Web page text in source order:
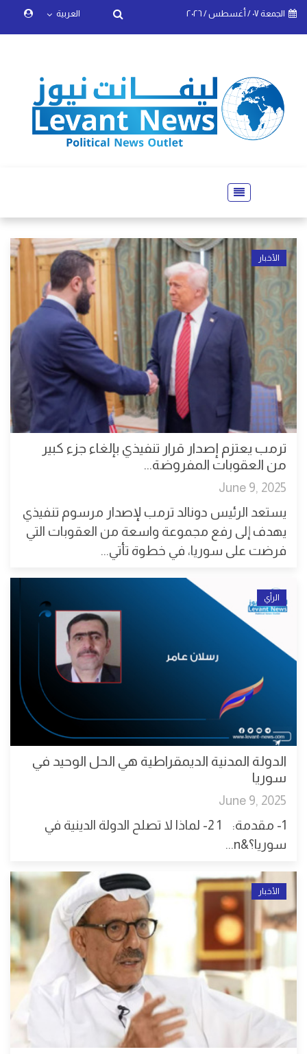
الجمعة ٠٧ / أغسطس / ٢٠٢٦ العربية
الأخبار
ترمب يعتزم إصدار قرار تنفيذي بإلغاء جزء كبير
من العقوبات المفروضة...
June 9, 2025
يستعد الرئيس دونالد ترمب لإصدار مرسوم تنفيذي
يهدف إلى رفع مجموعة واسعة من العقوبات التي
فرضت على سوريا، في خطوة تأتي...
الرأي
الدولة المدنية الديمقراطية هي الحل الوحيد في
سوريا
June 9, 2025
1- مقدمة: 1 2- لماذا لا تصلح الدولة الدينية في
سوريا؟&n...
الأخبار